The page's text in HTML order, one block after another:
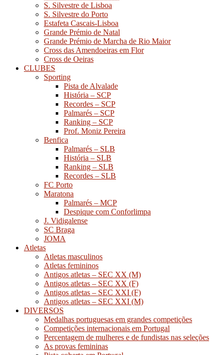
S. Silvestre de Lisboa
S. Silvestre do Porto
Estafeta Cascais-Lisboa
Grande Prémio de Natal
Grande Prémio de Marcha de Rio Maior
Cross das Amendoeiras em Flor
Cross de Oeiras
CLUBES
Sporting
Pista de Alvalade
História – SCP
Recordes – SCP
Palmarés – SCP
Ranking – SCP
Prof. Moniz Pereira
Benfica
Palmarés – SLB
História – SLB
Ranking – SLB
Recordes – SLB
FC Porto
Maratona
Palmarés – MCP
Despique com Conforlimpa
J. Vidigalense
SC Braga
JOMA
Atletas
Atletas masculinos
Atletas femininos
Antigos atletas – SEC XX (M)
Antigos atletas – SEC XX (F)
Antigos atletas – SEC XXI (F)
Antigos atletas – SEC XXI (M)
DIVERSOS
Medalhas portuguesas em grandes competições
Competições internacionais em Portugal
Percentagem de mulheres e de fundistas nas seleções
As provas femininas